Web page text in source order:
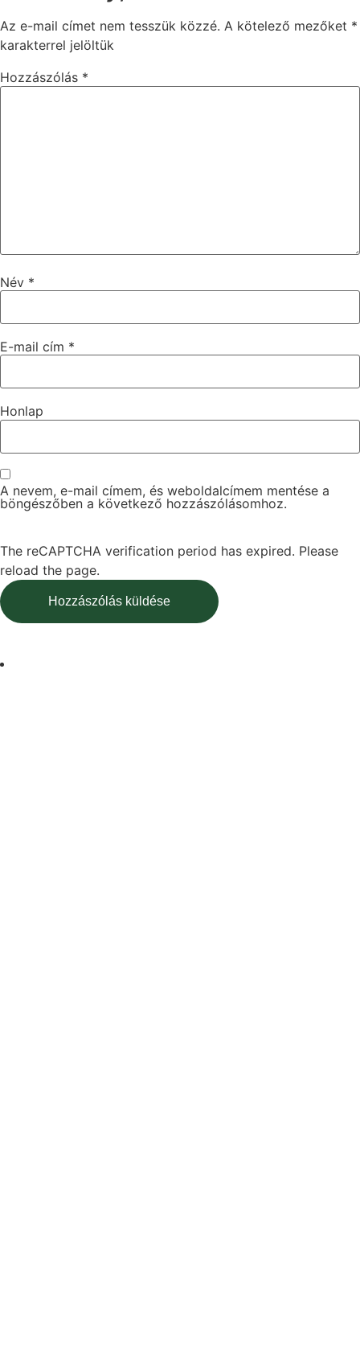
Az e-mail címet nem tesszük közzé. A kötelező mezőket *
karakterrel jelöltük
Hozzászólás *
Név *
E-mail cím *
Honlap
A nevem, e-mail címem, és weboldalcímem mentése a
böngészőben a következő hozzászólásomhoz.
The reCAPTCHA verification period has expired. Please
reload the page.